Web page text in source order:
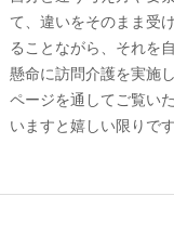
て、違いをそのまま受
ることながら、それを
懸命に訪問介護を実施
ページを通してご覧い
いますと嬉しい限りです